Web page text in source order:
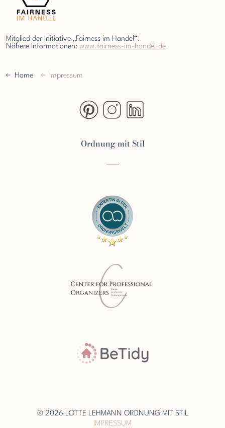
Mitglied der Initiative „Fairness im Handel“.
Nähere Informationen: www.fairness-im-handel.de
Home Impressum
Ordnung mit Stil
© 2026 LOTTE LEHMANN ORDNUNG MIT STIL
IMPRESSUM